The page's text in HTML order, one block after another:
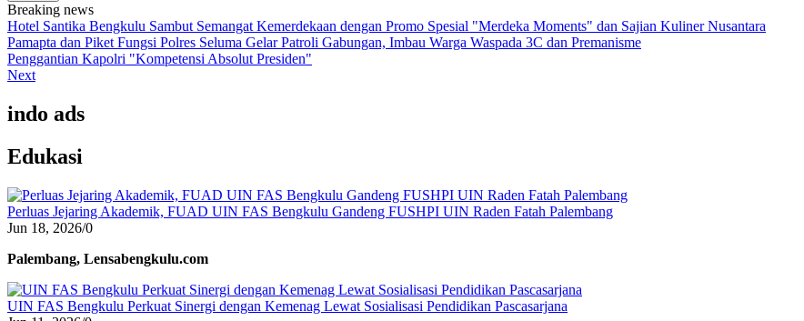
Breaking news
Hotel Santika Bengkulu Sambut Semangat Kemerdekaan dengan Promo Spesial "Merdeka Moments" dan Sajian Kuliner Nusantara
Pamapta dan Piket Fungsi Polres Seluma Gelar Patroli Gabungan, Imbau Warga Waspada 3C dan Premanisme
Penggantian Kapolri "Kompetensi Absolut Presiden"
Next
indo ads
Edukasi
Perluas Jejaring Akademik, FUAD UIN FAS Bengkulu Gandeng FUSHPI UIN Raden Fatah Palembang
Jun 18, 2026/0
Palembang, Lensabengkulu.com
UIN FAS Bengkulu Perkuat Sinergi dengan Kemenag Lewat Sosialisasi Pendidikan Pascasarjana